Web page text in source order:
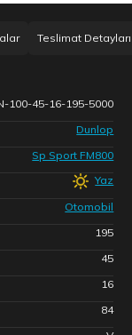
Teslimat Detayları
100-45-16-195-5000
Dunlop
Sp Sport FM800
Yaz
Otomobil
195
45
16
84